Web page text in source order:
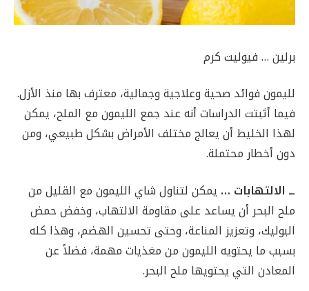
برلين … فيوليت كرم
لليمون فوائد صحية وعلاجية وجمالية، معترف بها منذ الأزل.
فيما أثبتت الدراسات أنه عند جمع الليمون مع الملح، يمكن
لهذا الخليط أن يعالج مختلف الأمراض بشكل طبيعي، ومن
دون أخطار محتملة.
ــ الالتهابات … يمكن لتناول شاي الليمون مع القليل من
ملح البحر أن يساعد على مقاومة الالتهاب، وخفض حمض
البوليك، وتعزيز المناعة، وحتى تحسين الهضم، وهذا كله
بسبب ما يحتويه الليمون من مغذيات مهمة، فضلاً عن
المعادن التي يحتويها ملح البحر.